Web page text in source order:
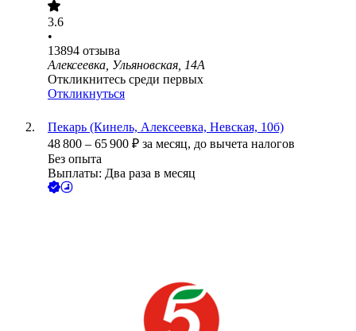
3.6
•
13894 отзыва
Алексеевка, Ульяновская, 14А
Откликнитесь среди первых
Откликнуться
Пекарь (Кинель, Алексеевка, Невская, 10б)
48 800 – 65 900 ₽ за месяц, до вычета налогов
Без опыта
Выплаты: Два раза в месяц